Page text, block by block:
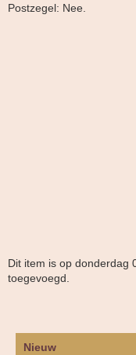
Postzegel: Nee.
Dit item is op donderdag
toegevoegd.
Nieuw